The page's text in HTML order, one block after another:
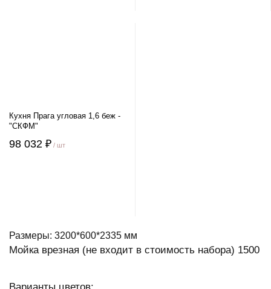
Кухня Прага угловая 1,6 беж -
"СКФМ"
98 032 ₽ / шт
Размеры: 3200*600*2335 мм
Мойка врезная (не входит в стоимость набора) 1500